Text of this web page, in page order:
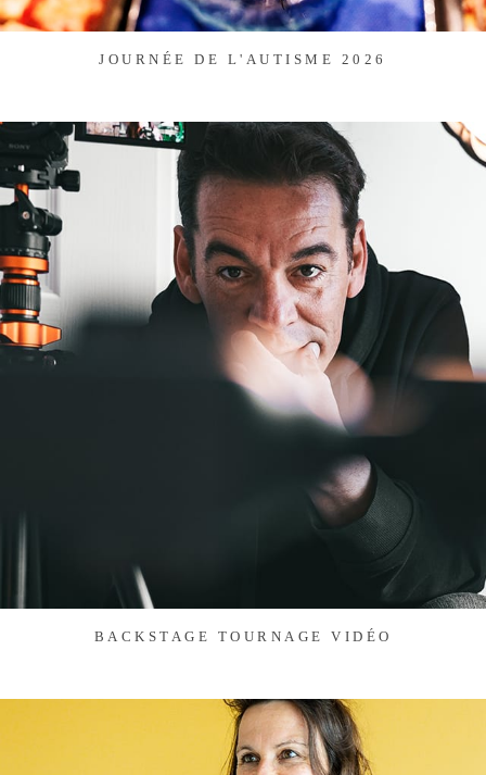
JOURNÉE DE L'AUTISME 2026
BACKSTAGE TOURNAGE VIDÉO